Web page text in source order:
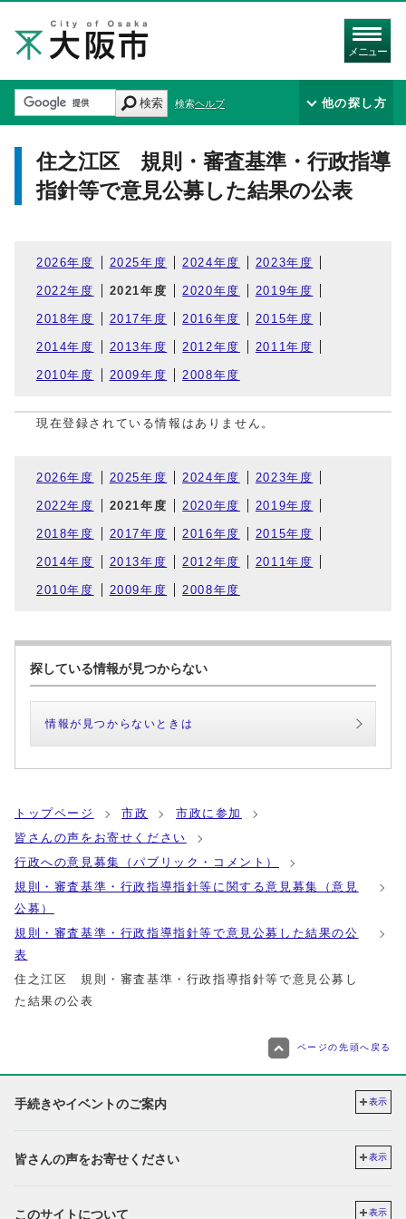
メニュー
検索 検索ヘルプ 他の探し方
住之江区 規則・審査基準・行政指導
指針等で意見公募した結果の公表
2026年度 2025年度 2024年度 2023年度
2022年度 2021年度 2020年度 2019年度
2018年度 2017年度 2016年度 2015年度
2014年度 2013年度 2012年度 2011年度
2010年度 2009年度 2008年度
現在登録されている情報はありません。
2026年度 2025年度 2024年度 2023年度
2022年度 2021年度 2020年度 2019年度
2018年度 2017年度 2016年度 2015年度
2014年度 2013年度 2012年度 2011年度
2010年度 2009年度 2008年度
探している情報が見つからない
情報が見つからないときは
トップページ 市政
市政に参加
皆さんの声をお寄せください
行政への意見募集（パブリック・コメント）
規則・審査基準・行政指導指針等に関する意見募集（意見
公募）
規則・審査基準・行政指導指針等で意見公募した結果の公
表
住之江区 規則・審査基準・行政指導指針等で意見公募し
た結果の公表
ページの先頭へ戻る
手続きやイベントのご案内 表示
皆さんの声をお寄せください 表示
このサイトについて 表示